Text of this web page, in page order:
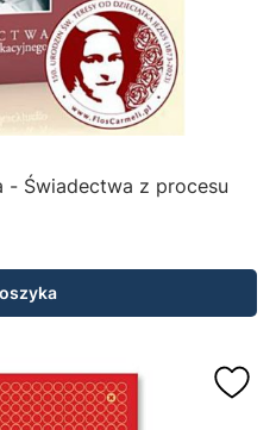
- Świadectwa z procesu